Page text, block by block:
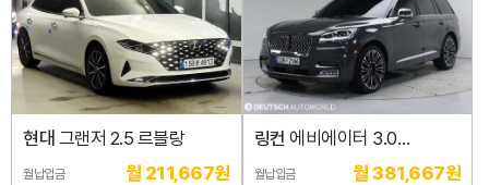
현대 그랜저 2.5 르블랑
월납입금 월 211,667원
링컨 에비에이터 3.0
블랙라벨 AWD
월납입금 월 381,667원